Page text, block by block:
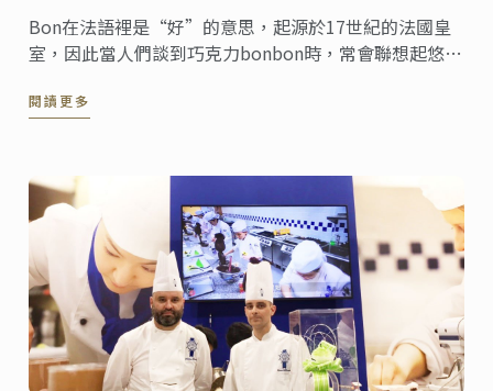
Bon在法語裡是“好”的意思，起源於17世紀的法國皇
室，因此當人們談到巧克力bonbon時，常會聯想起悠閑
巧克力bonbon是一種圓形的巧克力糖果，醇厚的巧克力
閱讀更多